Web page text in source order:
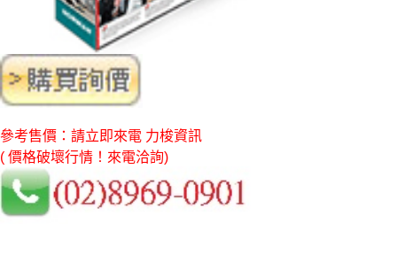
參考售價：請立即來電 力梭資訊
( 價格破壞行情！來電洽詢)